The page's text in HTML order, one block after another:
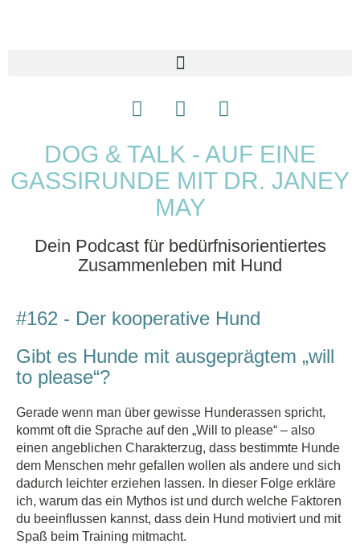
DOG & TALK - AUF EINE
GASSIRUNDE MIT DR. JANEY
MAY
Dein Podcast für bedürfnisorientiertes
Zusammenleben mit Hund
#162 - Der kooperative Hund
Gibt es Hunde mit ausgeprägtem „will
to please“?
Gerade wenn man über gewisse Hunderassen spricht,
kommt oft die Sprache auf den „Will to please“ – also
einen angeblichen Charakterzug, dass bestimmte Hunde
dem Menschen mehr gefallen wollen als andere und sich
dadurch leichter erziehen lassen. In dieser Folge erkläre
ich, warum das ein Mythos ist und durch welche Faktoren
du beeinflussen kannst, dass dein Hund motiviert und mit
Spaß beim Training mitmacht.